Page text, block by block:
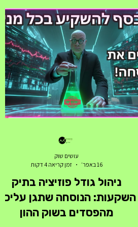
הכל – צריך לשלוט במספר קטן של תבניות
שעובדות באמת. בערוץ "עושים שוק", אילן
חושף את שלוש התבניות הטכניות היחידות
שהוא משתמש בהן כדי לזהות היפוכים ומגמות
בביטחון גבוה, בין אם מדובר במסחר תוך-יומי,
סווינג או השקעו
ניהול גודל פוזיציה בתיק
השקעות: הנוסחה שתגן עליכם
מהפסדים בשוק ההון
עושים שוק
16 באפר׳
זמן קריאה 4 דקות